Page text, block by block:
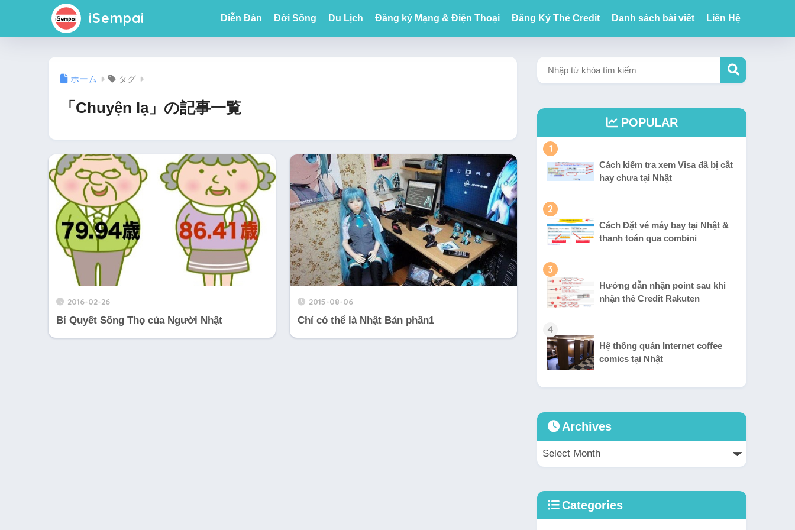
iSempai Diễn Đàn Đời Sống Du Lịch Đăng ký Mạng & Điện Thoại Đăng Ký Thẻ Credit Danh sách bài viết Liên Hệ
ホーム タグ
「Chuyện lạ」の記事一覧
2016-02-26
Bí Quyết Sống Thọ của Người Nhật
2015-08-06
Chỉ có thể là Nhật Bản phần1
POPULAR
1
Cách kiểm tra xem Visa đã bị cắt
hay chưa tại Nhật
2
Cách Đặt vé máy bay tại Nhật &
thanh toán qua combini
3
Hướng dẫn nhận point sau khi
nhận thẻ Credit Rakuten
4
Hệ thống quán Internet coffee
comics tại Nhật
Archives
Categories